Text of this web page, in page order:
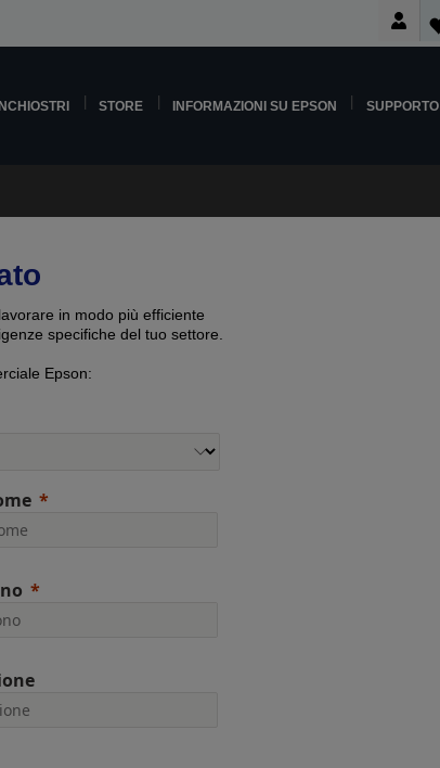
STORE INFORMAZIONI SU EPSON SUPPORTO
in modo più efficiente
specifiche del tuo settore.
Epson: